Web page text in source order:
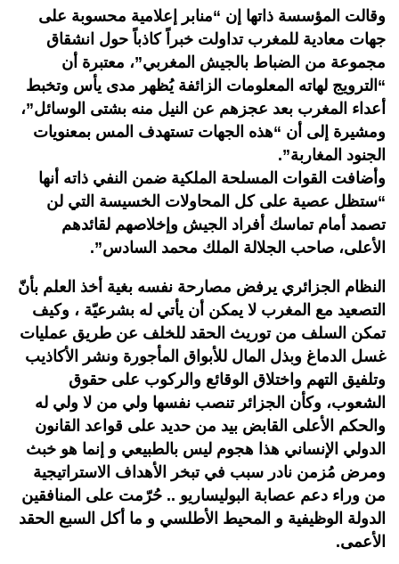
وقالت المؤسسة ذاتها إن “منابر إعلامية محسوبة على
جهات معادية للمغرب تداولت خبراً كاذباً حول انشقاق
مجموعة من الضباط بالجيش المغربي”، معتبرة أن
“الترويج لهاته المعلومات الزائفة يُظهر مدى يأس وتخبط
أعداء المغرب بعد عجزهم عن النيل منه بشتى الوسائل”،
ومشيرة إلى أن “هذه الجهات تستهدف المس بمعنويات
الجنود المغاربة”.
وأضافت القوات المسلحة الملكية ضمن النفي ذاته أنها
“ستظل عصية على كل المحاولات الخسيسة التي لن
تصمد أمام تماسك أفراد الجيش وإخلاصهم لقائدهم
الأعلى، صاحب الجلالة الملك محمد السادس”.
النظام الجزائري يرفض مصارحة نفسه بغية أخذ العلم بأنّ
التصعيد مع المغرب لا يمكن أن يأتي له بشرعيّة ، وكيف
تمكن السلف من توريث الحقد للخلف عن طريق عمليات
غسل الدماغ وبذل المال للأبواق المأجورة ونشر الأكاذيب
وتلفيق التهم واختلاق الوقائع والركوب على حقوق
الشعوب، وكأن الجزائر تنصب نفسها ولي من لا ولي له
والحكم الأعلى القابض بيد من حديد على قواعد القانون
الدولي الإنساني هذا هجوم ليس بالطبيعي و إنما هو خبث
ومرض مُزمن نادر سبب في تبخر الأهداف الاستراتيجية
من وراء دعم عصابة البوليساريو .. حُرّمت على المنافقين
الدولة الوظيفية و المحيط الأطلسي و ما أكل السبع الحقد
الأعمى.